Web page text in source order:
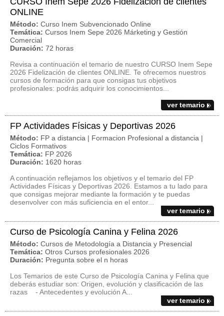
ONLINE
Método: Curso Inem Subvencionado Online
Temática: Cursos Inem Sepe 2026 Márketing y Gestión
Comercial
Duración: 72 horas
Revisa a continuación el temario de nuestro CURSO Inem Sepe
2026 Fidelización de clientes ONLINE. Te ofrecemos nuestros
cursos de formación para que consigas tus objetivos
profesionales: podrás adquirir los conocimientos...
ver temario
FP Actividades Físicas y Deportivas 2026
Método: FP a distancia | Formacion Profesional a distancia |
Ciclos Formativos
Temática: FP 2026
Duración: 1620 horas
A continuación reflejamos los objetivos y el temario del FP
Actividades Físicas y Deportivas 2026. Estamos a tu lado para
que consigas mejorar mediante la formación y te puedas
desenvolver con más suficiencia en el entor...
ver temario
Curso de Psicología Canina y Felina 2026
Método: Cursos de Metodología a Distancia y Presencial
Temática: Otros Cursos profesionales 2026
Duración: Pregunta sobre el n horas
Los Temarios de este Curso de Psicología Canina y Felina que
deberás estudiar son: Origen, evolución y clasificación de las
razas - Antecedentes y evolución A...
ver temario